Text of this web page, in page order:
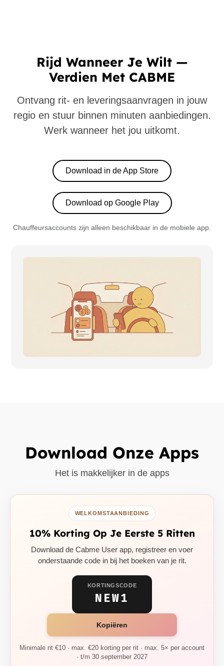
Rijd Wanneer Je Wilt —
Verdien Met CABME
Ontvang rit- en leveringsaanvragen in jouw
regio en stuur binnen minuten aanbiedingen.
Werk wanneer het jou uitkomt.
Download in de App Store
Download op Google Play
Chauffeursaccounts zijn alleen beschikbaar in de mobiele app.
Download Onze Apps
Het is makkelijker in de apps
WELKOMSTAANBIEDING
10% Korting Op Je Eerste 5 Ritten
Download de Cabme User app, registreer en voer
onderstaande code in bij het boeken van je rit.
KORTINGSCODE
NEW1
Kopiëren
Minimale rit €10 · max. €20 korting per rit · max. 5× per account
· t/m 30 september 2027